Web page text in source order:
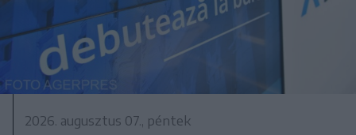
2026. augusztus 07., péntek